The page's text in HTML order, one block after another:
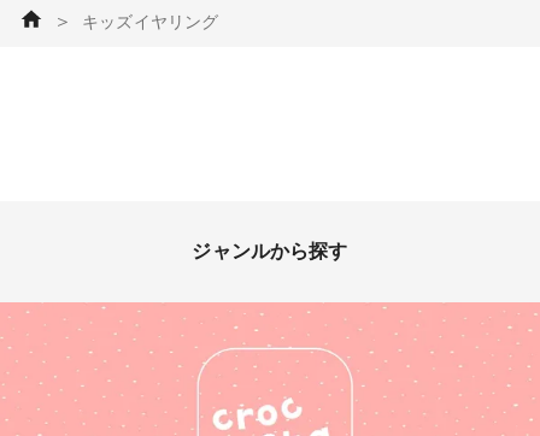
＞ キッズイヤリング
ジャンルから探す